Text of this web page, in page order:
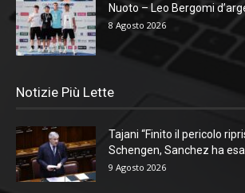
Nuoto – Leo Bergomi
8 Agosto 2026
Notizie Più Lette
Tajani “Finito il pericolo
Schengen, Sanchez ha
9 Agosto 2026